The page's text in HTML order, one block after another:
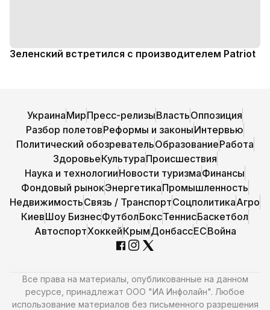
Зеленский встретился с производителем Patriot
УкраинаМирПресс-релизыВластьОппозиция
Разбор полетовРеформы и законыИнтервью
Политический обозревательОбразованиеРабота
ЗдоровьеКультураПроисшествия
Наука и технологииНовости туризмаФинансы
Фондовый рынокЭнергетикаПромышленность
НедвижимостьСвязь / ТранспортСоцполитикаАгро
КиевШоу БизнесФутболБоксТеннисБаскетбол
АвтоспортХоккейКрымДонбассЕСВойна
Все права на материалы, опубликованные на данном
ресурсе, принадлежат ООО "ИА Инфолайн". Любое
использование материалов без письменного разрешения